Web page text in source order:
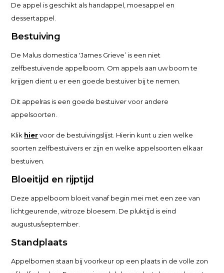
De appel is geschikt als handappel, moesappel en
dessertappel.
Bestuiving
De Malus domestica 'James Grieve’ is een niet
zelfbestuivende appelboom. Om appels aan uw boom te
krijgen dient u er een goede bestuiver bij te nemen.
Dit appelras is een goede bestuiver voor andere
appelsoorten.
Klik hiervoor de bestuivingslijst. Hierin kunt u zien welke
soorten zelfbestuivers er zijn en welke appelsoorten elkaar
bestuiven.
Bloeitijd en rijptijd
Deze appelboom bloeit vanaf begin mei met een zee van
lichtgeurende, witroze bloesem. De pluktijd is eind
augustus/september.
Standplaats
Appelbomen staan bij voorkeur op een plaats in de volle zon